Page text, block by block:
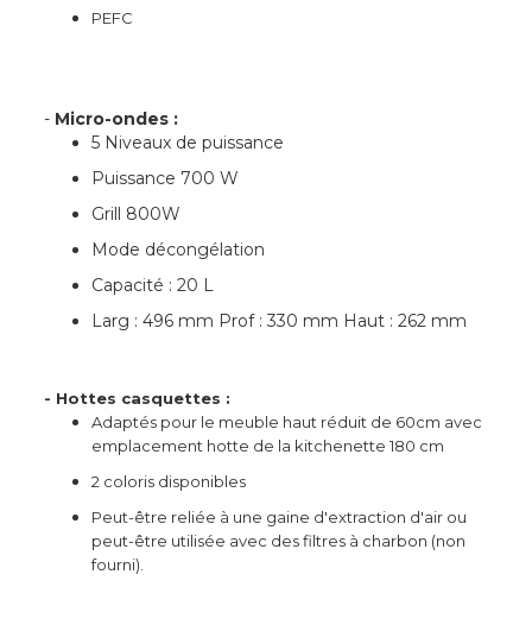
PEFC
- Micro-ondes :
5 Niveaux de puissance
Puissance 700 W
Grill 800W
Mode décongélation
Capacité : 20 L
Larg : 496 mm Prof : 330 mm Haut : 262 mm
- Hottes casquettes :
Adaptés pour le meuble haut réduit de 60cm avec
emplacement hotte de la kitchenette 180 cm
2 coloris disponibles
Peut-être reliée à une gaine d'extraction d'air ou
peut-être utilisée avec des filtres à charbon (non
fourni).